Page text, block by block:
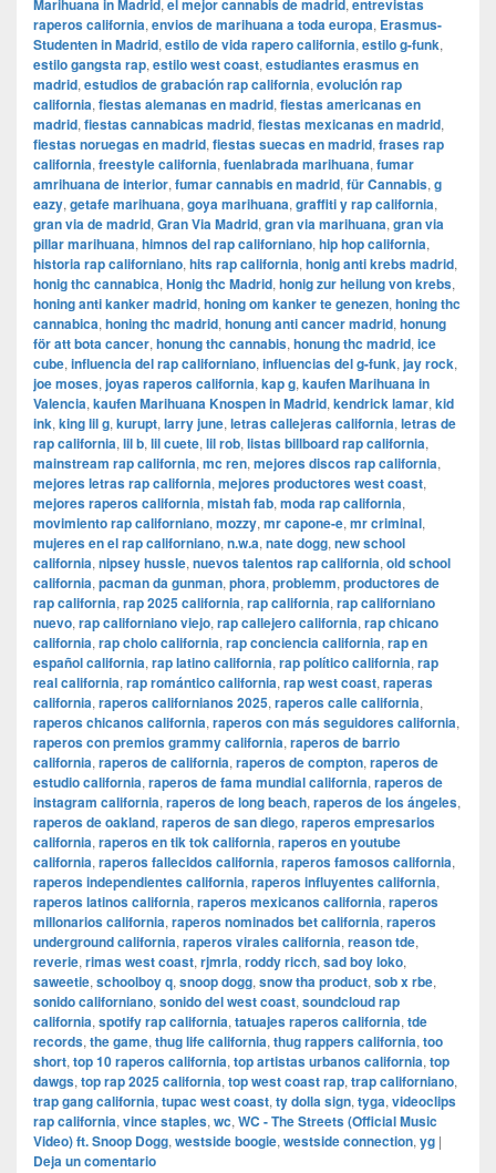
Marihuana in Madrid, el mejor cannabis de madrid, entrevistas
raperos california, envios de marihuana a toda europa, Erasmus-
Studenten in Madrid, estilo de vida rapero california, estilo g-funk,
estilo gangsta rap, estilo west coast, estudiantes erasmus en
madrid, estudios de grabación rap california, evolución rap
california, fiestas alemanas en madrid, fiestas americanas en
madrid, fiestas cannabicas madrid, fiestas mexicanas en madrid,
fiestas noruegas en madrid, fiestas suecas en madrid, frases rap
california, freestyle california, fuenlabrada marihuana, fumar
amrihuana de interior, fumar cannabis en madrid, für Cannabis, g
eazy, getafe marihuana, goya marihuana, graffiti y rap california,
gran via de madrid, ​​Gran Via Madrid, gran via marihuana, gran via
pillar marihuana, himnos del rap californiano, hip hop california,
historia rap californiano, hits rap california, honig anti krebs madrid,
honig thc cannabica, Honig thc Madrid, honig zur heilung von krebs,
honing anti kanker madrid, honing om kanker te genezen, honing thc
cannabica, honing thc madrid, honung anti cancer madrid, honung
för att bota cancer, honung thc cannabis, honung thc madrid, ice
cube, influencia del rap californiano, influencias del g-funk, jay rock,
joe moses, joyas raperos california, kap g, kaufen Marihuana in
Valencia, kaufen Marihuana Knospen in Madrid, kendrick lamar, kid
ink, king lil g, kurupt, larry june, letras callejeras california, letras de
rap california, lil b, lil cuete, lil rob, listas billboard rap california,
mainstream rap california, mc ren, mejores discos rap california,
mejores letras rap california, mejores productores west coast,
mejores raperos california, mistah fab, moda rap california,
movimiento rap californiano, mozzy, mr capone-e, mr criminal,
mujeres en el rap californiano, n.w.a, nate dogg, new school
california, nipsey hussle, nuevos talentos rap california, old school
california, pacman da gunman, phora, problemm, productores de
rap california, rap 2025 california, rap california, rap californiano
nuevo, rap californiano viejo, rap callejero california, rap chicano
california, rap cholo california, rap conciencia california, rap en
español california, rap latino california, rap político california, rap
real california, rap romántico california, rap west coast, raperas
california, raperos californianos 2025, raperos calle california,
raperos chicanos california, raperos con más seguidores california,
raperos con premios grammy california, raperos de barrio
california, raperos de california, raperos de compton, raperos de
estudio california, raperos de fama mundial california, raperos de
instagram california, raperos de long beach, raperos de los ángeles,
raperos de oakland, raperos de san diego, raperos empresarios
california, raperos en tik tok california, raperos en youtube
california, raperos fallecidos california, raperos famosos california,
raperos independientes california, raperos influyentes california,
raperos latinos california, raperos mexicanos california, raperos
millonarios california, raperos nominados bet california, raperos
underground california, raperos virales california, reason tde,
reverie, rimas west coast, rjmrla, roddy ricch, sad boy loko,
saweetie, schoolboy q, snoop dogg, snow tha product, sob x rbe,
sonido californiano, sonido del west coast, soundcloud rap
california, spotify rap california, tatuajes raperos california, tde
records, the game, thug life california, thug rappers california, too
short, top 10 raperos california, top artistas urbanos california, top
dawgs, top rap 2025 california, top west coast rap, trap californiano,
trap gang california, tupac west coast, ty dolla sign, tyga, videoclips
rap california, vince staples, wc, WC - The Streets (Official Music
Video) ft. Snoop Dogg, westside boogie, westside connection, yg |
Deja un comentario